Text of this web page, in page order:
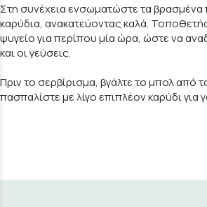
Στη συνέχεια ενσωματώστε τα βρασμένα
καρύδια, ανακατεύοντας καλά.
ψυγείο για περίπου μία ώρα, ώστε να
και οι γεύσεις.
Πριν το σερβίρισμα, βγάλτε το μπολ από
πασπαλίστε με λίγο επιπλέον καρύδι για